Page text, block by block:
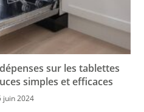
sur les tablettes
simples et efficaces
juin 2024